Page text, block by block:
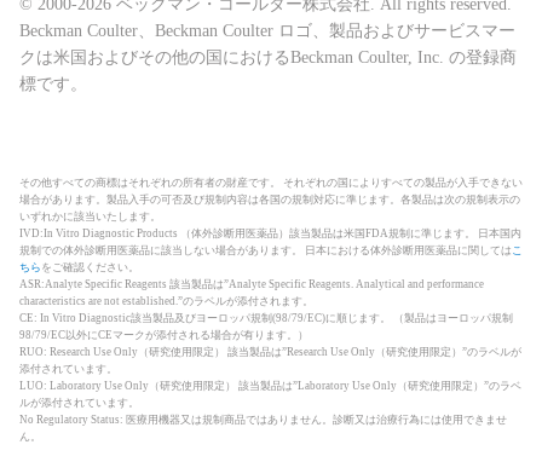
© 2000-2026 ベックマン・コールター株式会社. All rights reserved.
Beckman Coulter、Beckman Coulter ロゴ、製品およびサービスマー
クは米国およびその他の国におけるBeckman Coulter, Inc. の登録商
標です。
その他すべての商標はそれぞれの所有者の財産です。 それぞれの国によりすべての製品が入手できない
場合があります。製品入手の可否及び規制内容は各国の規制対応に準じます。各製品は次の規制表示の
いずれかに該当いたします。
IVD:In Vitro Diagnostic Products （体外診断用医薬品）該当製品は米国FDA規制に準じます。 日本国内
規制での体外診断用医薬品に該当しない場合があります。 日本における体外診断用医薬品に関しては こ
ちら をご確認ください。
ASR:Analyte Specific Reagents 該当製品は”Analyte Specific Reagents. Analytical and performance
characteristics are not established.”のラベルが添付されます。
CE: In Vitro Diagnostic該当製品及びヨーロッパ規制(98/79/EC)に順じます。 （製品はヨーロッパ規制
98/79/EC以外にCEマークが添付される場合が有ります。）
RUO: Research Use Only（研究使用限定） 該当製品は”Research Use Only（研究使用限定）”のラベルが
添付されています。
LUO: Laboratory Use Only（研究使用限定） 該当製品は”Laboratory Use Only（研究使用限定）”のラベ
ルが添付されています。
No Regulatory Status: 医療用機器又は規制商品ではありません。診断又は治療行為には使用できませ
ん。